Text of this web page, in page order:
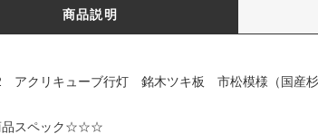
商品説明
アクリキューブ行灯 銘木ツキ板 市松模様（国産杉
スペック☆☆☆